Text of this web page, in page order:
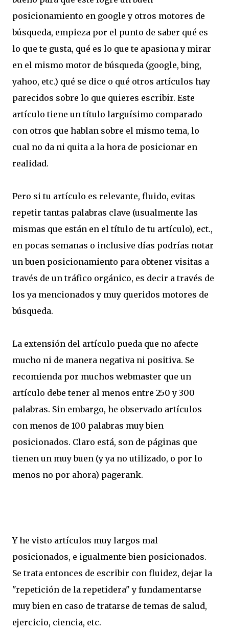
posicionamiento en google y otros motores de
búsqueda, empieza por el punto de saber qué es
lo que te gusta, qué es lo que te apasiona y mirar
en el mismo motor de búsqueda (google, bing,
yahoo, etc.) qué se dice o qué otros artículos hay
parecidos sobre lo que quieres escribir. Este
artículo tiene un título larguísimo comparado
con otros que hablan sobre el mismo tema, lo
cual no da ni quita a la hora de posicionar en
realidad.
Pero si tu artículo es relevante, fluido, evitas
repetir tantas palabras clave (usualmente las
mismas que están en el título de tu artículo), ect.,
en pocas semanas o inclusive días podrías notar
un buen posicionamiento para obtener visitas a
través de un tráfico orgánico, es decir a través de
los ya mencionados y muy queridos motores de
búsqueda.
La extensión del artículo pueda que no afecte
mucho ni de manera negativa ni positiva. Se
recomienda por muchos webmaster que un
artículo debe tener al menos entre 250 y 300
palabras. Sin embargo, he observado artículos
con menos de 100 palabras muy bien
posicionados. Claro está, son de páginas que
tienen un muy buen (y ya no utilizado, o por lo
menos no por ahora) pagerank.
Y he visto artículos muy largos mal
posicionados, e igualmente bien posicionados.
Se trata entonces de escribir con fluidez, dejar la
"repetición de la repetidera" y fundamentarse
muy bien en caso de tratarse de temas de salud,
ejercicio, ciencia, etc.